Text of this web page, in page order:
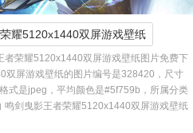
耀5120x1440双屏游戏壁纸
者荣耀5120x1440双屏游戏壁纸图片免费下
双屏游戏壁纸的图片编号是328420，尺寸
式是jpeg，平均颜色是#5f759b，所属分类
鸣剑曳影王者荣耀5120x1440双屏游戏壁纸